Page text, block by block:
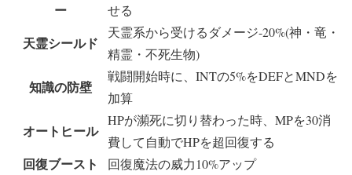
ー
せる
天霊シールド
天霊系から受けるダメージ-20%(神・竜・
精霊・不死生物)
知識の防壁
戦闘開始時に、INTの5%をDEFとMNDを
加算
オートヒール
HPが瀕死に切り替わった時、MPを30消
費して自動でHPを超回復する
回復ブースト 回復魔法の威力10%アップ